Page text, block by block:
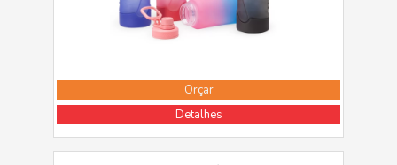
Orçar
Detalhes